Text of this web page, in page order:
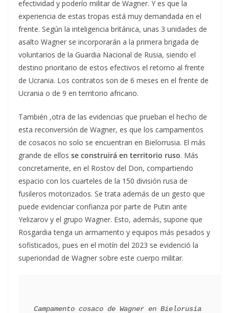
efectividad y poderío militar de Wagner. Y es que la
experiencia de estas tropas está muy demandada en el
frente. Según la inteligencia británica, unas 3 unidades de
asalto Wagner se incorporarán a la primera brigada de
voluntarios de la Guardia Nacional de Rusia, siendo el
destino prioritario de estos efectivos el retorno al frente
de Ucrania. Los contratos son de 6 meses en el frente de
Ucrania o de 9 en territorio africano.
También ,otra de las evidencias que prueban el hecho de
esta reconversión de Wagner, es que los campamentos
de cosacos no solo se encuentran en Bielorrusia. El más
grande de ellos se construirá en territorio ruso. Más
concretamente, en el Rostov del Don, compartiendo
espacio con los cuarteles de la 150 división rusa de
fusileros motorizados. Se trata además de un gesto que
puede evidenciar confianza por parte de Putin ante
Yelizarov y el grupo Wagner. Esto, además, supone que
Rosgardia tenga un armamento y equipos más pesados y
sofisticados, pues en el motín del 2023 se evidenció la
superioridad de Wagner sobre este cuerpo militar.